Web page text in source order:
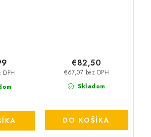
DPH
Skladom
€67,07 bez DPH
€82,50
DO KOŠÍKA